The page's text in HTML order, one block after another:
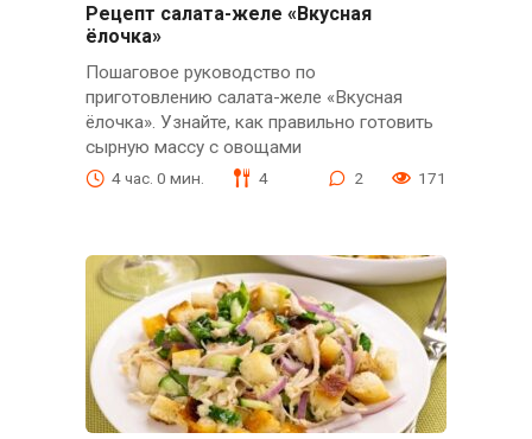
Рецепт салата-желе «Вкусная
ёлочка»
Пошаговое руководство по
приготовлению салата-желе «Вкусная
ёлочка». Узнайте, как правильно готовить
сырную массу с овощами
4 час. 0 мин. 4 2 171